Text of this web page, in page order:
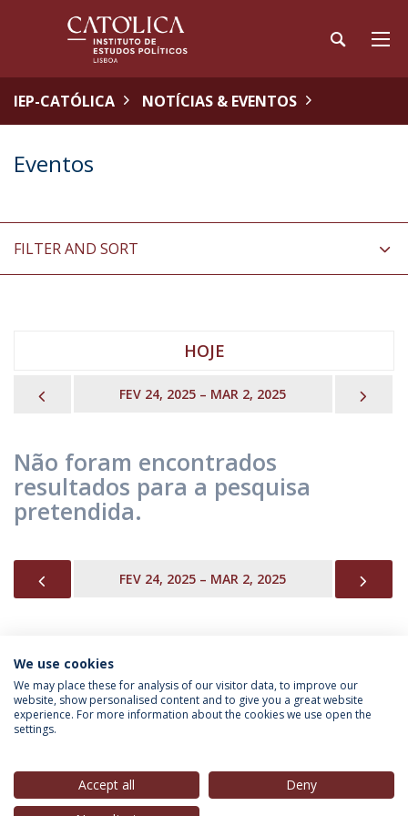
IEP-CATÓLICA NOTÍCIAS & EVENTOS
Eventos
FILTER AND SORT
HOJE
PREVIOUSFEV 24, 2025 – MAR 2, 2025
Não foram encontrados
resultados para a pesquisa
pretendida.
PREVIOUSFEV 24, 2025 – MAR 2, 2025
INFORMAÇÃO PARA
We use cookies
We may place these for analysis of our visitor data, to improve our
website, show personalised content and to give you a great website
experience. For more information about the cookies we use open the
settings.
Accept all
Deny